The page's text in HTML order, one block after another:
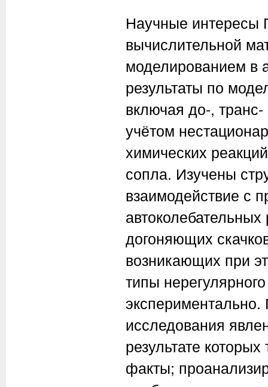
Научные интересы
вычислительной
моделированием в
результаты по
включая до-,
учётом
химических
сопла. Изучены
взаимодействие с
догоняющих
возникающих при
типы
экспериментально.
исследования
результате
факты;